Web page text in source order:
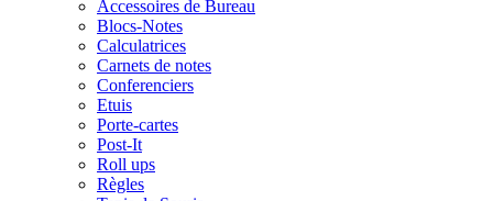
Accessoires de Bureau
Blocs-Notes
Calculatrices
Carnets de notes
Conferenciers
Etuis
Porte-cartes
Post-It
Roll ups
Règles